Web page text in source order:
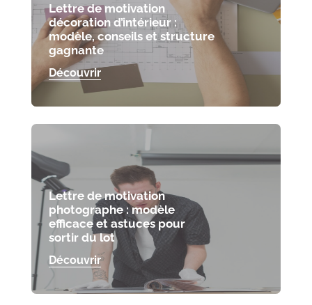
Lettre de motivation
décoration d’intérieur :
modèle, conseils et structure
gagnante
Découvrir
Lettre de motivation
photographe : modèle
efficace et astuces pour
sortir du lot
Découvrir